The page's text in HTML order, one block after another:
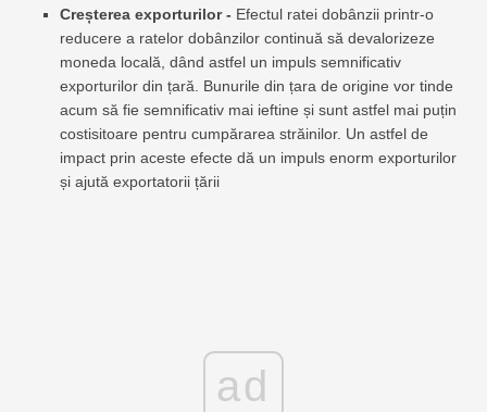
Creșterea exporturilor - Efectul ratei dobânzii printr-o
reducere a ratelor dobânzilor continuă să devalorizeze
moneda locală, dând astfel un impuls semnificativ
exporturilor din țară. Bunurile din țara de origine vor tinde
acum să fie semnificativ mai ieftine și sunt astfel mai puțin
costisitoare pentru cumpărarea străinilor. Un astfel de
impact prin aceste efecte dă un impuls enorm exporturilor
și ajută exportatorii țării
ad